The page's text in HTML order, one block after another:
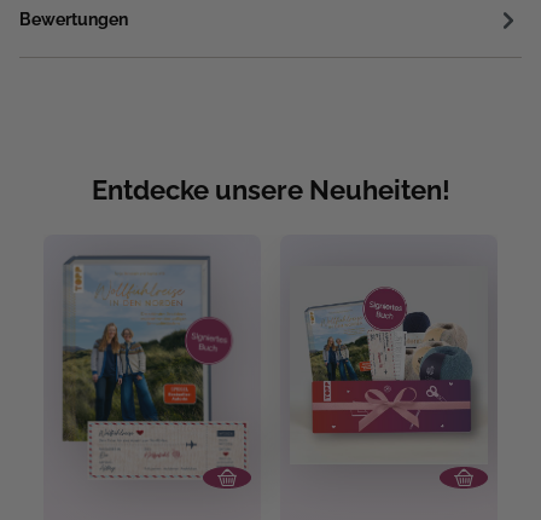
Bewertungen
Entdecke unsere Neuheiten!